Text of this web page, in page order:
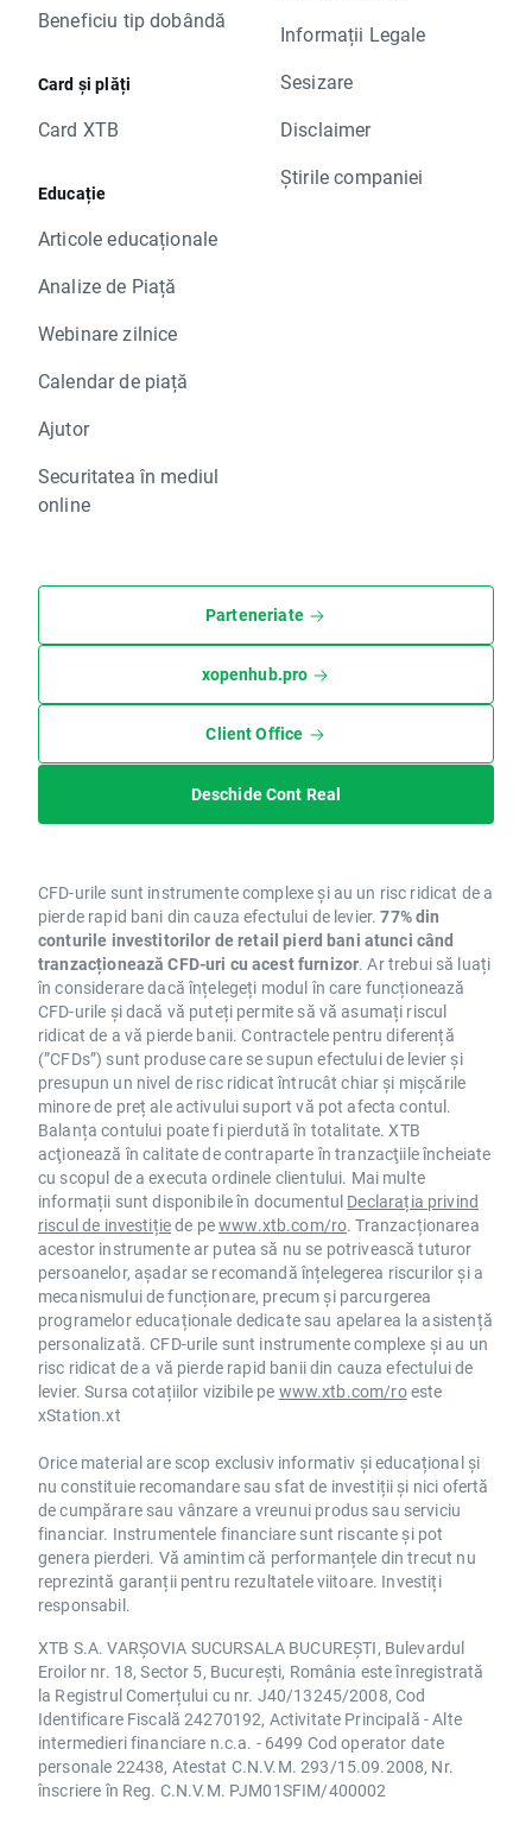
Beneficiu tip dobândă
Card și plăți
Card XTB
Educație
Articole educaționale
Analize de Piață
Webinare zilnice
Calendar de piață
Ajutor
Securitatea în mediul
online
Informații Legale
Sesizare
Disclaimer
Știrile companiei
Parteneriate
xopenhub.pro
Client Office
Deschide Cont Real
CFD-urile sunt instrumente complexe și au un risc ridicat de a
pierde rapid bani din cauza efectului de levier.77% din
conturile investitorilor de retail pierd bani atunci când
tranzacționează CFD-uri cu acest furnizor. Ar trebui să luați
în considerare dacă înțelegeți modul în care funcționează
CFD-urile și dacă vă puteți permite să vă asumați riscul
ridicat de a vă pierde banii. Contractele pentru diferență
(”CFDs”) sunt produse care se supun efectului de levier și
presupun un nivel de risc ridicat întrucât chiar și mișcările
minore de preț ale activului suport vă pot afecta contul.
Balanța contului poate fi pierdută în totalitate. XTB
acţionează în calitate de contraparte în tranzacţiile încheiate
cu scopul de a executa ordinele clientului. Mai multe
informații sunt disponibile în documentul Declarația privind
riscul de investițiede pewww.xtb.com/ro. Tranzacționarea
acestor instrumente ar putea să nu se potrivească tuturor
persoanelor, așadar se recomandă înțelegerea riscurilor și a
mecanismului de funcționare, precum și parcurgerea
programelor educaționale dedicate sau apelarea la asistență
personalizată. CFD-urile sunt instrumente complexe și au un
risc ridicat de a vă pierde rapid banii din cauza efectului de
levier. Sursa cotațiilor vizibile pe www.xtb.com/roeste
xStation.xt
Orice material are scop exclusiv informativ și educațional și
nu constituie recomandare sau sfat de investiții și nici ofertă
de cumpărare sau vânzare a vreunui produs sau serviciu
financiar. Instrumentele financiare sunt riscante și pot
genera pierderi. Vă amintim că performanțele din trecut nu
reprezintă garanții pentru rezultatele viitoare. Investiți
responsabil.
XTB S.A. VARȘOVIA SUCURSALA BUCUREȘTI, Bulevardul
Eroilor nr. 18, Sector 5, București, România este înregistrată
la Registrul Comerțului cu nr. J40/13245/2008, Cod
Identificare Fiscală 24270192, Activitate Principală - Alte
intermedieri financiare n.c.a. - 6499 Cod operator date
personale 22438, Atestat C.N.V.M. 293/15.09.2008, Nr.
înscriere în Reg. C.N.V.M. PJM01SFIM/400002